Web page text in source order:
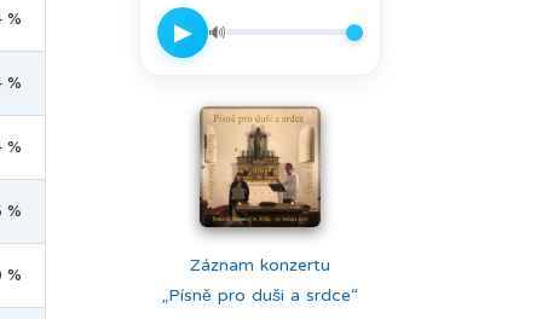
%
%
%
%
%
▶ 🔊
Záznam konzertu
„Písně pro duši a srdce“